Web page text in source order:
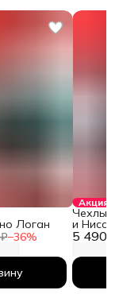
−36%
Логан
Акция
5 490 ₽
Чехлы
и
2026